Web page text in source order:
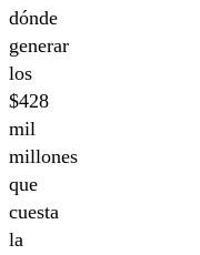
dónde
generar
los
$428
mil
millones
que
cuesta
la